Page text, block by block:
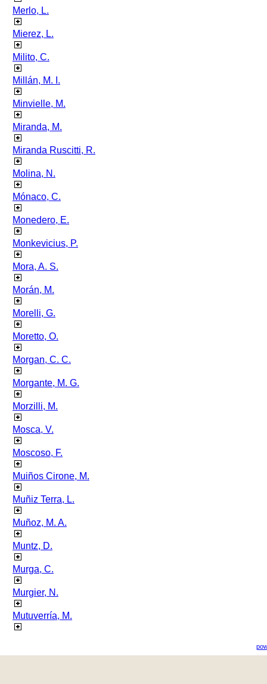
Merlo, L.
Mierez, L.
Milito, C.
Millán, M. I.
Minvielle, M.
Miranda, M.
Miranda Ruscitti, R.
Molina, N.
Mónaco, C.
Monedero, E.
Monkevicius, P.
Mora, A. S.
Morán, M.
Morelli, G.
Moretto, O.
Morgan, C. C.
Morgante, M. G.
Morzilli, M.
Mosca, V.
Moscoso, F.
Muiños Cirone, M.
Muñiz Terra, L.
Muñoz, M. A.
Muntz, D.
Murga, C.
Murgier, N.
Mutuverría, M.